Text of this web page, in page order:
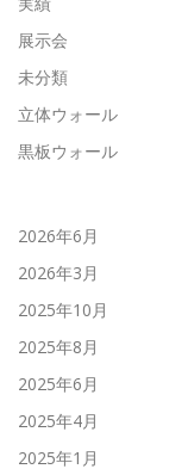
展示会
未分類
立体ウォール
黒板ウォール
2026年6月
2026年3月
2025年10月
2025年8月
2025年6月
2025年4月
2025年1月